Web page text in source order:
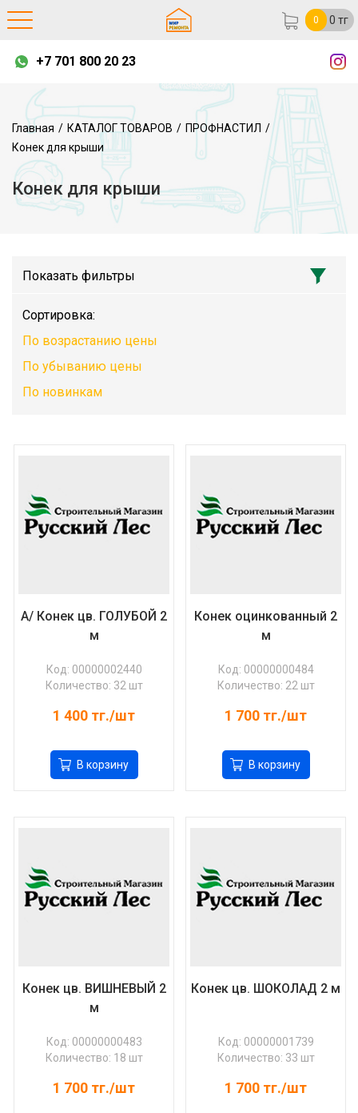
0 0 тг
+7 701 800 20 23
Главная / КАТАЛОГ ТОВАРОВ / ПРОФНАСТИЛ /
Конек для крыши
Конек для крыши
Показать фильтры
Сортировка:
По возрастанию цены
По убыванию цены
По новинкам
А/ Конек цв. ГОЛУБОЙ 2
м
Код: 00000002440
Количество: 32 шт
1 400 тг./шт
В корзину
Конек оцинкованный 2
м
Код: 00000000484
Количество: 22 шт
1 700 тг./шт
В корзину
Конек цв. ВИШНЕВЫЙ 2
м
Код: 00000000483
Количество: 18 шт
1 700 тг./шт
Конек цв. ШОКОЛАД 2 м
Код: 00000001739
Количество: 33 шт
1 700 тг./шт